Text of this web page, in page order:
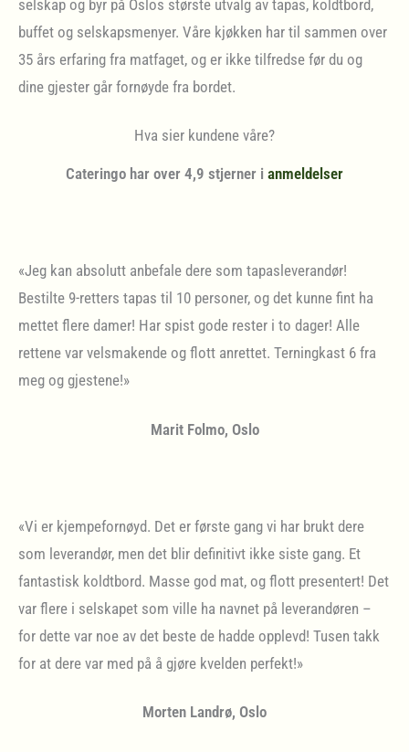
selskap og byr på Oslos største utvalg av tapas, koldtbord,
buffet og selskapsmenyer. Våre kjøkken har til sammen over
35 års erfaring fra matfaget, og er ikke tilfredse før du og
dine gjester går fornøyde fra bordet.
Hva sier kundene våre?
Cateringo har over 4,9 stjerner i anmeldelser
«Jeg kan absolutt anbefale dere som tapasleverandør!
Bestilte 9-retters tapas til 10 personer, og det kunne fint ha
mettet flere damer! Har spist gode rester i to dager! Alle
rettene var velsmakende og flott anrettet. Terningkast 6 fra
meg og gjestene!»
Marit Folmo, Oslo
«Vi er kjempefornøyd. Det er første gang vi har brukt dere
som leverandør, men det blir definitivt ikke siste gang. Et
fantastisk koldtbord. Masse god mat, og flott presentert! Det
var flere i selskapet som ville ha navnet på leverandøren –
for dette var noe av det beste de hadde opplevd! Tusen takk
for at dere var med på å gjøre kvelden perfekt!»
Morten Landrø, Oslo